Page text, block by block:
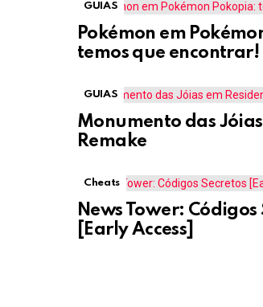
GUIAS
Pokémon em
temos que encontrar!
GUIAS
Monumento das Jóias
Remake
Cheats
News Tower: Códigos
[Early Access]